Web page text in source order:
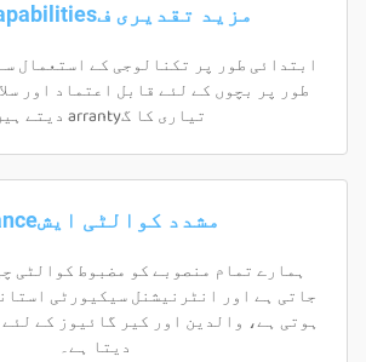
مزید تقدیری فCTR capabilities
ابتدائی طور پر تکنالوجی کے استعمال
طور پر بچوں کے لئے قابل اعتماد اور
تیاری کا گarranty دیتے ہیں۔
مشدد کوالٹی ایشurance
ہمارے تمام منصوبے کو مضبوط کوالٹی
جاتی ہے اور انٹرنیشنل سیکیورٹی
دیتا ہے۔